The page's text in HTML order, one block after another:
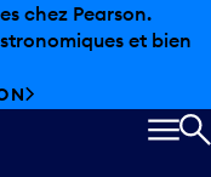
chez Pearson.
et bien